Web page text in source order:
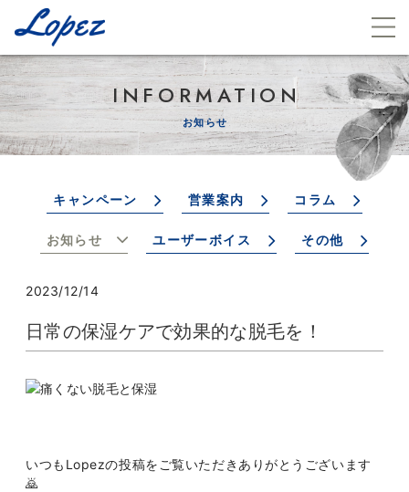
INFORMATION
お知らせ
キャンペーン 営業案内 コラム
お知らせ ユーザーボイス その他
2023/12/14
日常の保湿ケアで効果的な脱毛を！
いつもLopezの投稿をご覧いただきありがとうございます
🙇